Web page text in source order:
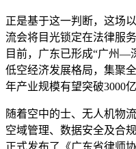
正是基于这一判断，这场
流会将目光锁定在法律服
目前，广东已形成“广州—
低空经济发展格局，集聚
年产业规模有望突破3000亿
随着空中的士、无人机物
空域管理、数据安全及合
正式发布了《广东省律师